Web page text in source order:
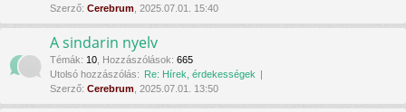
Szerző: Cerebrum , 2025.07.01. 15:40
A sindarin nyelv
Témák: 10 Hozzászólások: 665
Utolsó hozzászólás: Re: Hírek, érdekességek
Szerző: Cerebrum , 2025.07.01. 13:50